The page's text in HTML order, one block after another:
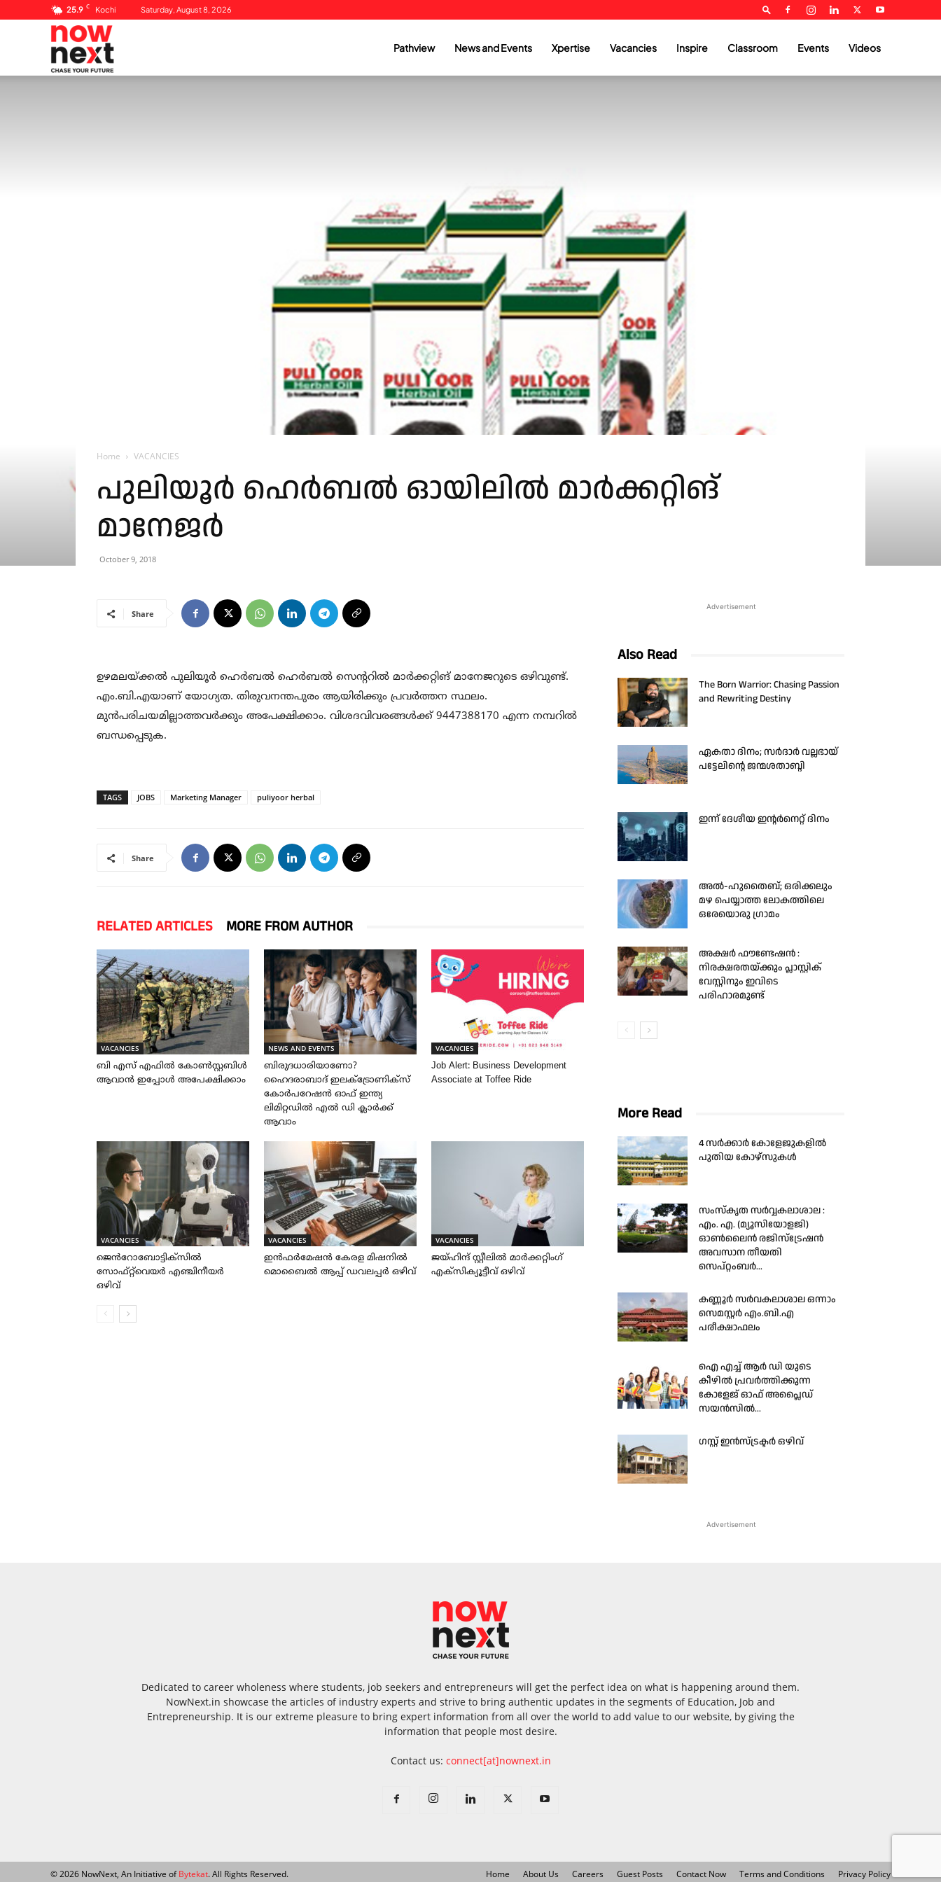
25.9 C Kochi Saturday, August 8, 2026
Pathview News and Events Xpertise Vacancies Inspire Classroom Events Videos
Home VACANCIES
പുലിയൂർ ഹെർബൽ ഓയിലിൽ മാർക്കറ്റിങ്
മാനേജർ
October 9, 2018
Share
ഉഴമലയ്ക്കൽ പുലിയൂർ ഹെർബൽ ഹെർബൽ സെന്ററിൽ മാർക്കറ്റിങ് മാനേജറുടെ ഒഴിവുണ്ട്.
എം.ബി.എയാണ് യോഗ്യത. തിരുവനന്തപുരം ആയിരിക്കും പ്രവർത്തന സ്ഥലം.
മുൻപരിചയമില്ലാത്തവർക്കും അപേക്ഷിക്കാം. വിശദവിവരങ്ങൾക്ക് 9447388170 എന്ന നമ്പറിൽ
ബന്ധപ്പെടുക.
TAGS JOBS Marketing Manager puliyoor herbal
Share
RELATED ARTICLES MORE FROM AUTHOR
VACANCIES
ബി എസ് എഫിൽ കോൺസ്റ്റബിൾ
ആവാൻ ഇപ്പോൾ അപേക്ഷിക്കാം
NEWS AND EVENTS
ബിരുദധാരിയാണോ?
ഹൈദരാബാദ് ഇലക്ട്രോണിക്സ്
കോർപറേഷൻ ഓഫ് ഇന്ത്യ
ലിമിറ്റഡിൽ എൽ ഡി ക്ലാർക്ക്
ആവാം
VACANCIES
Job Alert: Business Development
Associate at Toffee Ride
VACANCIES
ജെൻറോബോട്ടിക്സിൽ
സോഫ്റ്റ്‌വെയർ എഞ്ചിനീയർ
ഒഴിവ്
VACANCIES
ഇൻഫർമേഷൻ കേരള മിഷനിൽ
മൊബൈൽ ആപ്പ് ഡവലപ്പർ ഒഴിവ്
VACANCIES
ജയ്‌ഹിന്ദ്‌ സ്റ്റീലിൽ മാർക്കറ്റിംഗ്
എക്സിക്യൂട്ടീവ് ഒഴിവ്
Advertisement
Also Read
The Born Warrior: Chasing Passion
and Rewriting Destiny
ഏകതാ ദിനം; സർദാർ വല്ലഭായ്
പട്ടേലിന്റെ ജന്മശതാബ്ദി
ഇന്ന് ദേശീയ ഇന്റർനെറ്റ് ദിനം
അൽ-ഹുതൈബ്; ഒരിക്കലും
മഴ പെയ്യാത്ത ലോകത്തിലെ
ഒരേയൊരു ഗ്രാമം
അക്ഷർ ഫൗണ്ടേഷൻ :
നിരക്ഷരതയ്ക്കും പ്ലാസ്റ്റിക്
വേസ്റ്റിനും ഇവിടെ
പരിഹാരമുണ്ട്
More Read
4 സര്‍ക്കാര്‍ കോളേജുകളില്‍
പുതിയ കോഴ്‌സുകള്‍
സംസ്കൃത സർവ്വകലാശാല :
എം. എ. (മ്യൂസിയോളജി)
ഓൺലൈൻ രജിസ്ട്രേഷൻ
അവസാന തീയതി
സെപ്റ്റംബര്‍...
കണ്ണൂർ സർവകലാശാല ഒന്നാം
സെമസ്റ്റർ എം.ബി.എ
പരീക്ഷാഫലം
ഐ എച്ച് ആര്‍ ഡി യുടെ
കീഴില്‍ പ്രവര്‍ത്തിക്കുന്ന
കോളേജ് ഓഫ് അപ്ലൈഡ്
സയന്‍സില്‍...
ഗസ്റ്റ് ഇന്‍സ്ട്രക്ടര്‍ ഒഴിവ്
Advertisement
Dedicated to career wholeness where students, job seekers and entrepreneurs will get the perfect idea on what is happening around them.
NowNext.in showcase the articles of industry experts and strive to bring authentic updates in the segments of Education, Job and
Entrepreneurship. It is our extreme pleasure to bring expert information from all over the world to add value to our website, by giving the
information that people most desire.
Contact us: connect[at]nownext.in
Home About Us Careers Guest Posts Contact Now Terms and Conditions Privacy Policy
© 2026 NowNext, An Initiative ofBytekat. All Rights Reserved.